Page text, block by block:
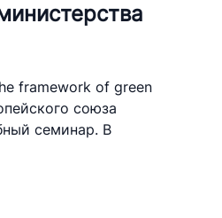
framework of green
союза
семинар. В